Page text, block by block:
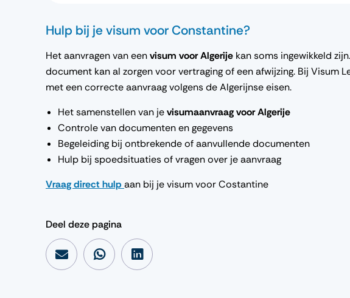
Hulp bij je visum voor Constantine?
Het aanvragen van eenvisum voor Algerije kan soms ingewikkeld
document kan al zorgen voor vertraging of een afwijzing. Bij Visum
met een correcte aanvraag volgens de Algerijnse eisen.
Het samenstellen van jevisumaanvraag voor Algerije
Controle van documenten en gegevens
Begeleiding bij ontbrekende of aanvullende documenten
Hulp bij spoedsituaties of vragen over je aanvraag
Vraag direct hulp aan bij je visum voor Costantine
Deel deze pagina